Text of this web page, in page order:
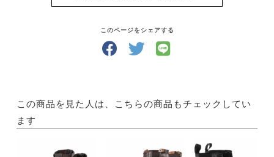
このページをシェアする
この商品を見た人は、こちらの商品もチェックしてい
ます